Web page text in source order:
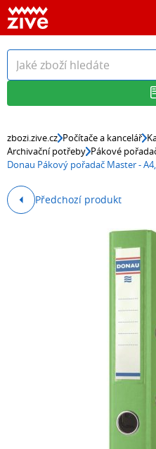
zbozi.zive.cz Počítače a kancelář
Archivační potřeby Pákové
Donau Pákový pořadač Master -
Předchozí produkt